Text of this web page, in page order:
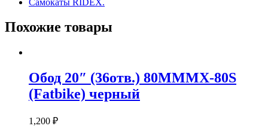
Похожие товары
Обод 20″ (36отв.) 80MMMX-80S
(Fatbike) черный
1,200 ₽